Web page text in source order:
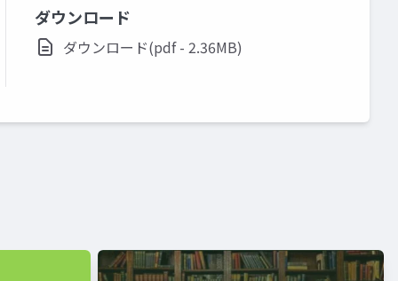
ダウンロード
ダウンロード(pdf - 2.36MB)